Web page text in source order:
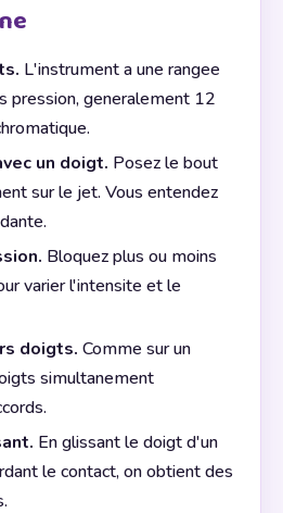
L'instrument a une rangee
pression, generalement 12
un doigt. Posez le bout
sur le jet. Vous entendez
Bloquez plus ou moins
varier l'intensite et le
doigts. Comme sur un
simultanement
En glissant le doigt d'un
le contact, on obtient des